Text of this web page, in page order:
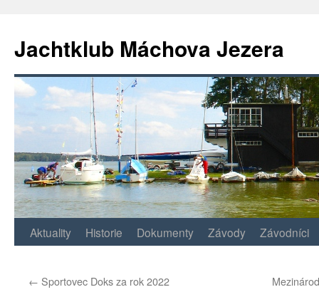
Jachtklub Máchova Jezera
Přejít
obsahu
Aktuality Historie Dokumenty Závody Závodníci
← Sportovec Doks za rok 2022